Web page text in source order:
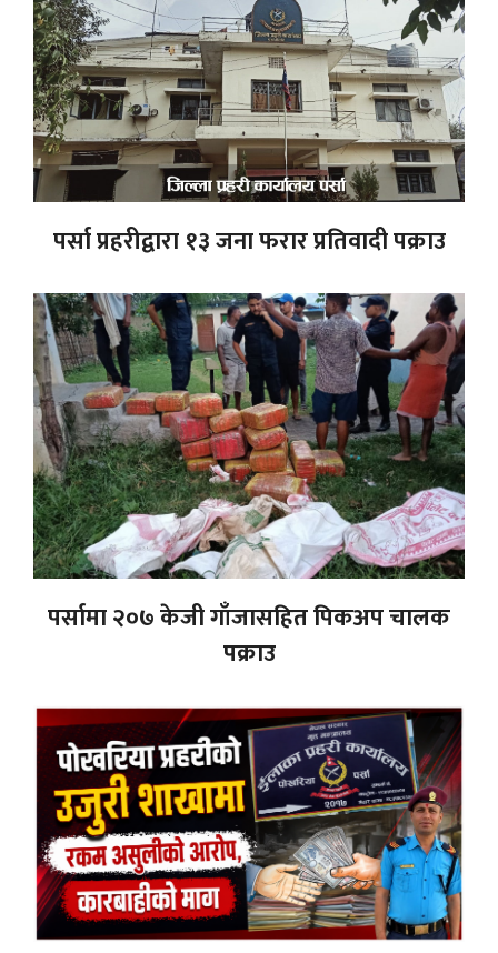
पर्सा प्रहरीद्वारा १३ जना फरार प्रतिवादी पक्राउ
पर्सामा २०७ केजी गाँजासहित पिकअप चालक
पक्राउ